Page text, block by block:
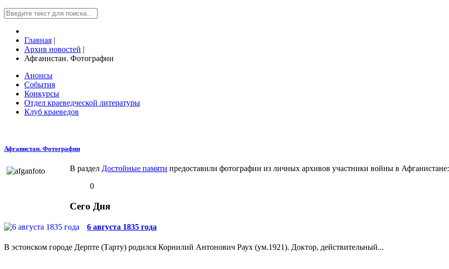
Главная |
Архив новостей |
Афганистан. Фотографии
Анонсы
События
Конкурсы
Отдел краеведческой литературы
Клуб краеведов
Афганистан. Фотографии
В раздел Достойные памяти предоставили фотографии из личных архивов участники войны в Афганистане:
0
Сего Дня
6 августа 1835 года
В эстонском городе Дерпте (Тарту) родился Корнилий Антонович Раух (ум.1921). Доктор, действительный...